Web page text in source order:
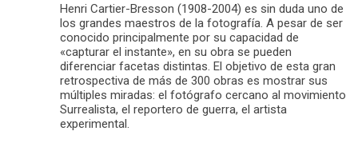
Henri Cartier-Bresson (1908-2004) es sin duda uno de
los grandes maestros de la fotografía. A pesar de ser
conocido principalmente por su capacidad de
«capturar el instante», en su obra se pueden
diferenciar facetas distintas. El objetivo de esta gran
retrospectiva de más de 300 obras es mostrar sus
múltiples miradas: el fotógrafo cercano al movimiento
Surrealista, el reportero de guerra, el artista
experimental.